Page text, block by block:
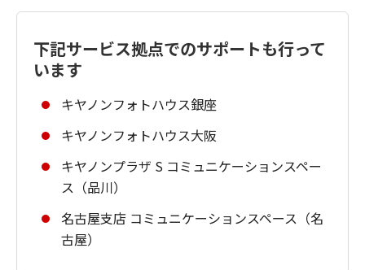
下記サービス拠点でのサポートも行って
います
キヤノンフォトハウス銀座
キヤノンフォトハウス大阪
キヤノンプラザ S コミュニケーションスペー
ス（品川）
名古屋支店 コミュニケーションスペース（名
古屋）